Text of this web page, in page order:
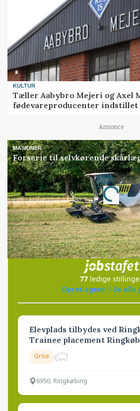
KULTUR
Tæller Aabybro Mejeri og Axel
fødevareproducenter
Annonce
MASKINER
Forserie til selvkørende
Annonce
Loading...
Jobs
i samarbejde med
77 ledige
Opret agent
Se alle
Elevplads tilbydes ved
Trainee placement
Grise
6950, Ringkøbing